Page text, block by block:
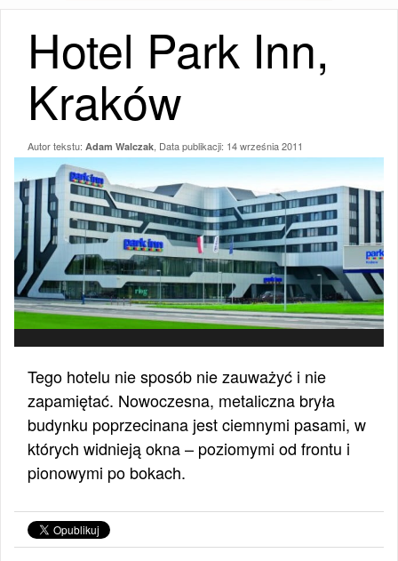
Hotel Park Inn,
Kraków
Autor tekstu: Adam Walczak , Data publikacji: 14 września 2011
Tego hotelu nie sposób nie zauważyć i nie
zapamiętać. Nowoczesna, metaliczna bryła
budynku poprzecinana jest ciemnymi pasami, w
których widnieją okna – poziomymi od frontu i
pionowymi po bokach.